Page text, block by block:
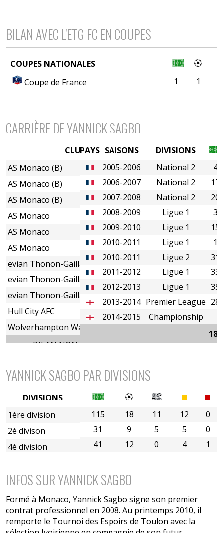
BILAN AVEC L'ETG FC EN COUPES
COUPES NATIONALES
Coupe de France
1 1
CARRIÈRE DE YANNICK SAGBO
PAYS SAISONS
DIVISIONS
2005-2006
National 2
4
2006-2007
National 2
17
2007-2008
National 2
20
2008-2009
Ligue 1
3
2009-2010
Ligue 1
15
2010-2011
Ligue 1
1
2010-2011
Ligue 2
31
2011-2012
Ligue 1
33
2012-2013
Ligue 1
35
2013-2014 Premier League 28
2014-2015
Championship
187
CLUBS
AS Monaco (B)
AS Monaco (B)
AS Monaco (B)
AS Monaco
AS Monaco
AS Monaco
evian Thonon-Gaillard FC (Prêt)
evian Thonon-Gaillard FC
evian Thonon-Gaillard FC
Hull City AFC
Wolverhampton Wanderers FC (Prêt)
BILAN NON EXHAUSTIF
YANNICK SAGBO PAR DIVISIONS
115 18 11 12
0
31
9 5 5
0
41
12 0 4 1
DIVISIONS
1ère division
2è divison
4è division
INFOS SUR YANNICK SAGBO
Formé à Monaco, Yannick Sagbo signe son premier
contrat professionnel en 2008. Au printemps 2010, il
remporte le Tournoi des Espoirs de Toulon avec la